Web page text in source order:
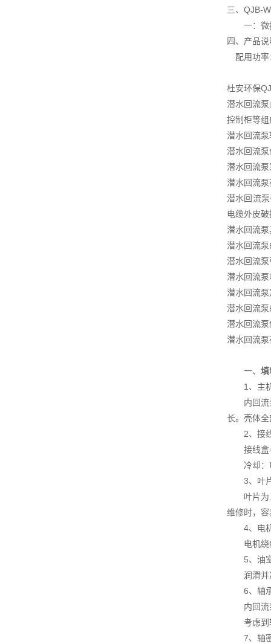
三、QJB-
一：微扬
四、产品
配用功率
杜安环保
潜水回流
控制柜等组
潜水回流
潜水回流
潜水回流
潜水回流
潜水回流
电缆外皮
潜水回流
潜水回流
潜水回流
潜水回流
潜水回流
潜水回流
潜水回流
潜水回流
一、 填
1、主
内回流泵
长。壳体
2、接
接线盒与
冷却：电
3、叶
叶片为三
维修时，
4、电
电机绕组
5、油
润滑并冷
6、轴
内回流泵
考虑到轴
7、轴